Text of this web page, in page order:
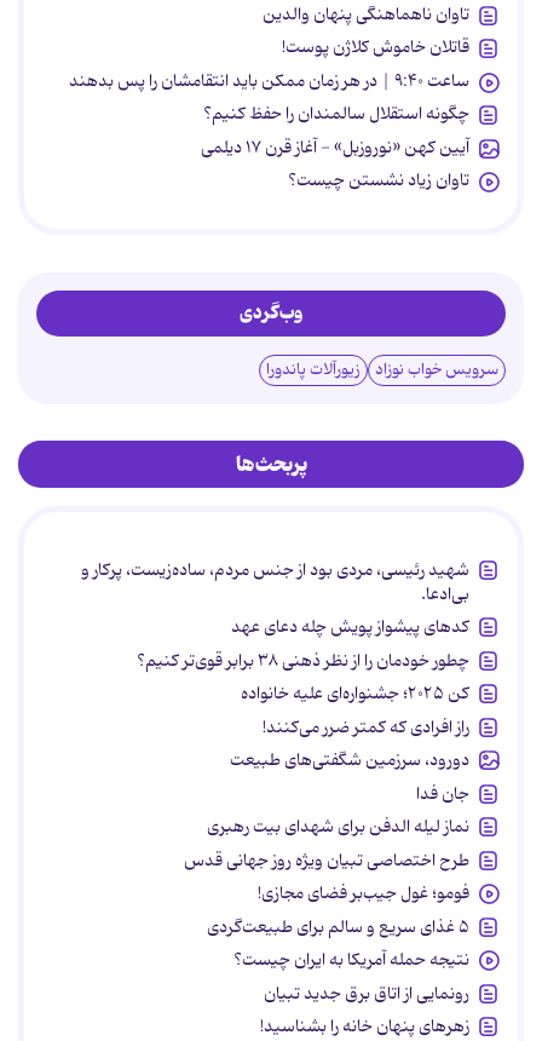
تاوان ناهماهنگی پنهان والدین
قاتلان خاموش کلاژن پوست!
ساعت ۹:۴۰ | در هر زمان ممکن باید انتقامشان را پس بدهند
چگونه استقلال سالمندان را حفظ کنیم؟
آیین کهن «نوروزبل» - آغاز قرن ۱۷ دیلمی
تاوان زیاد نشستن چیست؟
وب‌گردی
سرویس خواب نوزاد زیورآلات پاندورا
پربحث‌ها
شهید رئیسی، مردی بود از جنس مردم، ساده‌زیست، پرکار و
بی‌ادعا.
کدهای پیشواز پویش چله دعای عهد
چطور خودمان را از نظر ذهنی ۳۸ برابر قوی‌تر کنیم؟
کن ۲۰۲۵؛ جشنواره‌ای علیه خانواده
راز افرادی که کمتر ضرر می‌کنند!
دورود، سرزمین شگفتی‌های طبیعت
جان فدا
نماز لیله الدفن برای شهدای بیت رهبری
طرح اختصاصی تبیان ویژه روز جهانی قدس
فومو؛ غول جیب‌بر فضای مجازی!
۵ غذای سریع و سالم برای طبیعت‌گردی
نتیجه حمله آمریکا به ایران چیست؟
رونمایی از اتاق برق جدید تبیان
زهرهای پنهان خانه را بشناسید!